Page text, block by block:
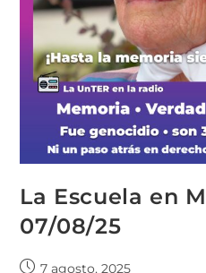
La Escuela en
07/08/25
7 agosto, 2025